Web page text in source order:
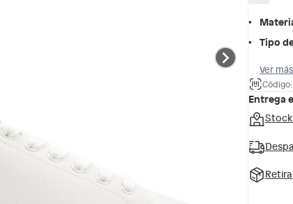
Tipo
Ver
Entrega